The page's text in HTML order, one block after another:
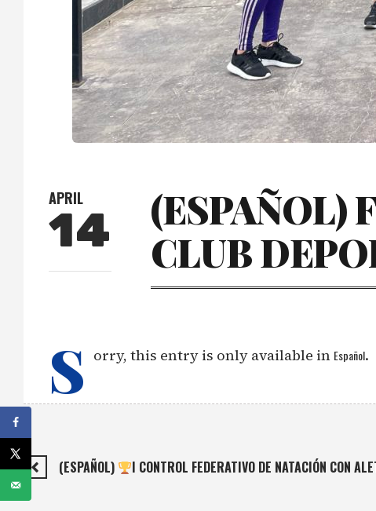
APRIL
14
(ESPAÑOL)
CLUB
S orry, this entry is only available in Español.
(ESPAÑOL) I CONTROL FEDERATIVO DE NATACIÓN CON